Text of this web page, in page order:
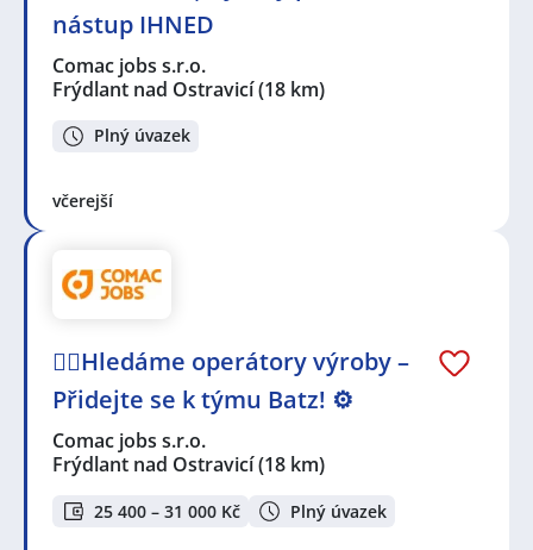
nástup IHNED
Comac jobs s.r.o.
Frýdlant nad Ostravicí(18 km)
Plný úvazek
včerejší
🕵️‍♂️Hledáme operátory výroby –
Přidejte se k týmu Batz! ⚙️
Comac jobs s.r.o.
Frýdlant nad Ostravicí(18 km)
25 400 – 31 000 Kč Plný úvazek